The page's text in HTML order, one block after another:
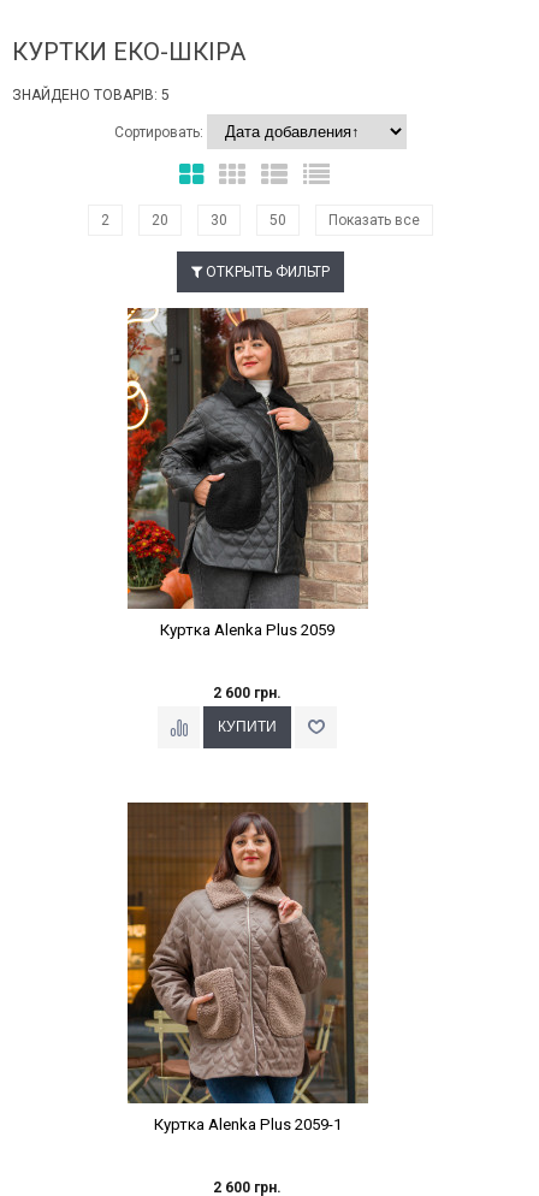
КУРТКИ ЕКО-ШКІРА
ЗНАЙДЕНО ТОВАРІВ: 5
Сортировать:
2 20 30 50 Показать все
ОТКРЫТЬ ФИЛЬТР
Наклейки Варіант з %
Куртка Alenka Plus 2059
2 600 грн.
Наклейки Варіант з %
Куртка Alenka Plus 2059-1
2 600 грн.